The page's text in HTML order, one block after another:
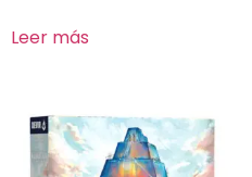
Leer más